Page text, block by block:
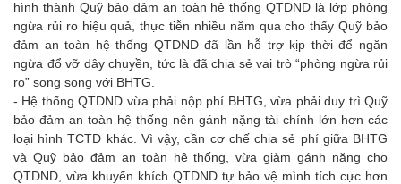
hình thành Quỹ bảo đảm an toàn hệ thống QTDND là lớp phòng
ngừa rủi ro hiệu quả, thực tiễn nhiều năm qua cho thấy Quỹ bảo
đảm an toàn hệ thống QTDND đã lần hỗ trợ kịp thời để ngăn
ngừa đổ vỡ dây chuyền, tức là đã chia sẻ vai trò “phòng ngừa rủi
ro” song song với BHTG.
- Hệ thống QTDND vừa phải nộp phí BHTG, vừa phải duy trì Quỹ
bảo đảm an toàn hệ thống nên gánh nặng tài chính lớn hơn các
loại hình TCTD khác. Vì vậy, cần cơ chế chia sẻ phí giữa BHTG
và Quỹ bảo đảm an toàn hệ thống, vừa giảm gánh nặng cho
QTDND, vừa khuyến khích QTDND tự bảo vệ mình tích cực hơn